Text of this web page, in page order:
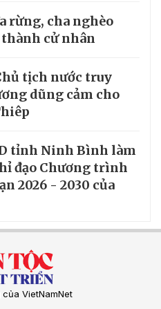
rừng, cha nghèo
cử nhân
tịch nước truy
dũng cảm cho
tỉnh Ninh Bình làm
đạo Chương trình
2026 - 2030 của
VietNamNet